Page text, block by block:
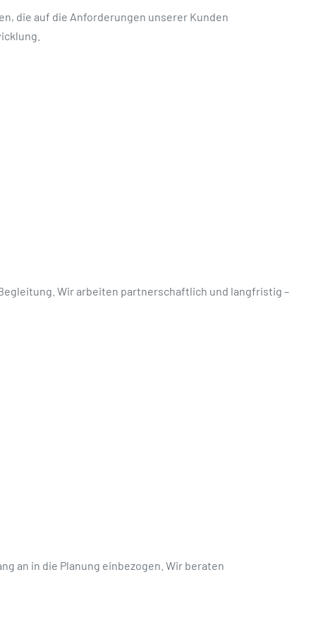
die auf die Anforderungen unserer Kunden
Wir arbeiten partnerschaftlich und langfristig –
an in die Planung einbezogen. Wir beraten